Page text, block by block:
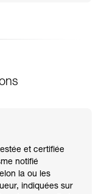
et certifiée
notifié
la ou les
indiquées sur